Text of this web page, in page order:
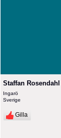
Staffan Rosendahl
Ingarö
Sverige
Gilla